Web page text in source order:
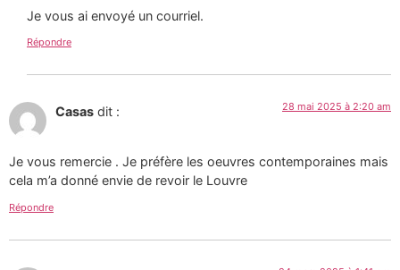
Je vous ai envoyé un courriel.
Répondre
Casas dit : 28 mai 2025 à 2:20 am
Je vous remercie . Je préfère les oeuvres contemporaines mais
cela m’a donné envie de revoir le Louvre
Répondre